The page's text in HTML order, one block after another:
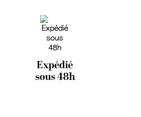
Expédié
sous 48h